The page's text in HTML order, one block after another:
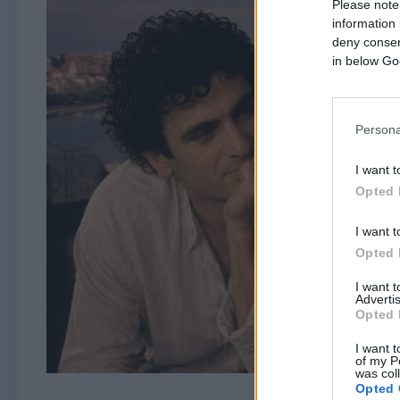
Please
information
deny
in below
I want
Opted
I want
Opted
I want
Opted
I want
of my
was
Opted